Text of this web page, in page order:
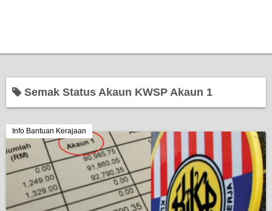
Bantuan Kerajaan
Berita Semasa
Kerjaya
Biasiswa
Semak Status Akaun KWSP Akaun 1
Info Bantuan Kerajaan